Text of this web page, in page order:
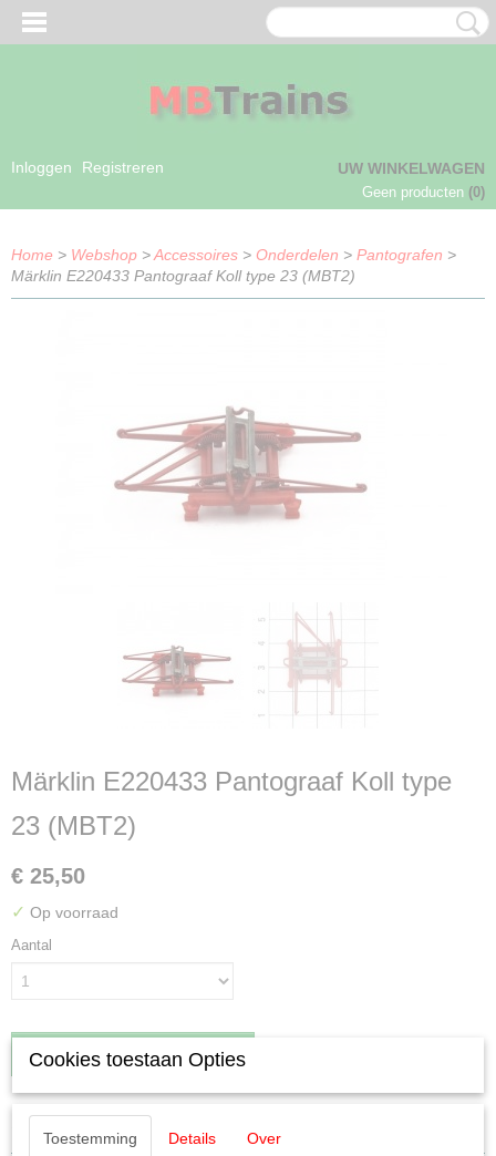
Inloggen Registreren UW WINKELWAGEN
Geen producten (0)
Home > Webshop >Accessoires > Onderdelen > Pantografen >
Märklin E220433 Pantograaf Koll type 23 (MBT2)
Märklin E220433 Pantograaf Koll type
23 (MBT2)
€ 25,50
✓ Op voorraad
Aantal
IN WINKELWAGEN
Specificaties
Cookies toestaan Opties
Toestemming Details Over